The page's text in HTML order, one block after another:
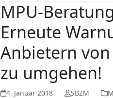
MPU-
Erneute
Anbietern
zu umgehen!
4. Januar 2018 SBZM